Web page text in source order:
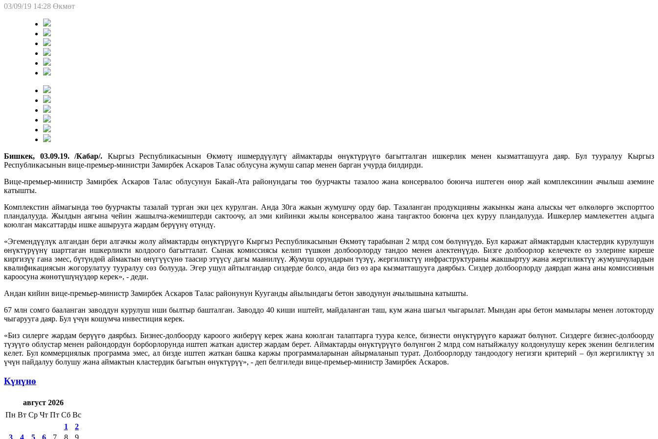
03/09/19 14:28 Өкмөт
Бишкек, 03.09.19. /Кабар/. Кыргыз Республикасынын Өкмөтү ишмердүүлүгү аймактарды өнүктүрүүгө багытталган ишкерлик менен кызматташууга даяр. Бул тууралуу Кыргыз
Республикасынын вице-премьер-министри Замирбек Аскаров Талас облусуна жумуш сапар менен барган учурда билдирди.
Вице-премьер-министр Замирбек Аскаров Талас облусунун Бакай-Ата районундагы төө буурчакты тазалоо жана консервалоо боюнча иштеген өнөр жай комплексинин ачылыш аземине
катышты.
Комплекстин аймагында төө буурчакты тазалай турган эки цех курулган. Анда 30га жакын жумушчу орду бар. Тазаланган продукцияны жакынкы жана алыскы чет өлкөлөргө экспорттоо
пландалууда. Жылдын аягына чейин жашылча-жемиштерди сактоочу, ал эми кийинки жылы консервалоо жана таңгактоо боюнча цех куруу пландалууда. Ишкерлер мамлекеттен алдыга
коюлган максаттарды ишке ашырууга жардам берүүнү өтүндү.
«Эгемендүүлүк алгандан бери алгачкы жолу аймактарды өнүктүрүүгө Кыргыз Республикасынын Өкмөтү тарабынан 2 млрд сом бөлүнүүдө. Бул каражат аймактардын кластердик курулушун
өнүктүрүүнү шарттаган ишкерликти колдоого багытталат. Сынак комиссиясы келип түшкөн долбоорлорду тандоо менен алектенүүдө. Бизге долбоорлор келечекте өз ээлерине киреше
киргизүү гана эмес, бүтүндөй аймактын өнүгүүсүнө таасир этүүсү дагы маанилүү. Жумуш орундарын түзүү, жергиликтүү инфраструктураны жакшыртуу жана жергиликтүү жумушчулардын
квалификациясын жогорулатуу тууралуу сөз болууда. Эгер ушул айтылгандар сиздерде болсо, анда биз өз ара кызматташууга даярбыз. Сиздер долбоорлорду даярдап жана аны комиссиянын
кароосуна жөнөтүшүңүздөр керек», - деди.
Андан кийин вице-премьер-министр Замирбек Аскаров Талас районунун Кууганды айылындагы бетон заводунун ачылышына катышты.
67 млн сомго бааланган заводдун курулуш иши былтыр башталган. Заводдо 40 киши иштейт, майдаланган таш, кум жана шагыл чыгарылат. Мындан ары бетон мамылары менен лотокторду
чыгарууга даяр. Бул үчүн кошумча инвестиция керек.
«Биз силерге жардам берүүгө даярбыз. Бизнес-долбоорду кароого жиберүү керек жана коюлган талаптарга туура келсе, бизнести өнүктүрүүгө каражат бөлүнөт. Сиздерге бизнес-долбоорду
түзүүгө облустар менен райондордун борборлорунда иштеп жаткан адистер жардам берет. Аймактарды өнүктүрүүгө бөлүнгөн 2 млрд сом натыйжалуу колдонулушу керек экенин белгилегим
келет. Бул коммерциялык программа эмес, ал бизде иштеп жаткан башка каржы программаларынан айырмаланып турат. Долбоорлорду тандоодогу негизги критерий – бул жергиликтүү эл
үчүн пайдалуу болушу жана аймактын кластердик багытын өнүктүрүү», - деп белгиледи вице-премьер-министр Замирбек Аскаров.
Күнүнө
август 2026
Пн Вт Ср Чт Пт Сб Вс
1
2